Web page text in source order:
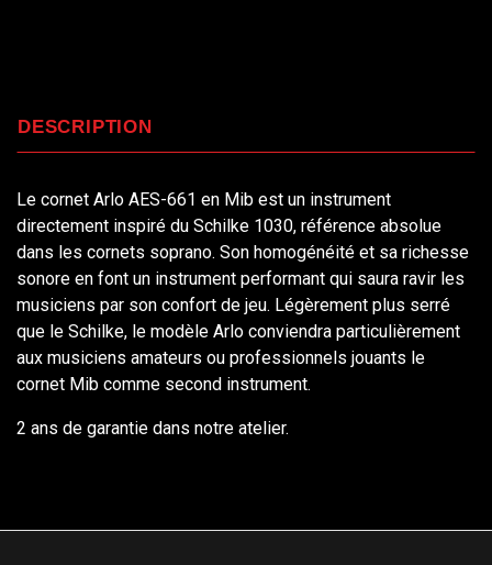
DESCRIPTION
Le cornet Arlo AES-661 en Mib est un instrument
directement inspiré du Schilke 1030, référence absolue
dans les cornets soprano. Son homogénéité et sa richesse
sonore en font un instrument performant qui saura ravir les
musiciens par son confort de jeu. Légèrement plus serré
que le Schilke, le modèle Arlo conviendra particulièrement
aux musiciens amateurs ou professionnels jouants le
cornet Mib comme second instrument.
2 ans de garantie dans notre atelier.